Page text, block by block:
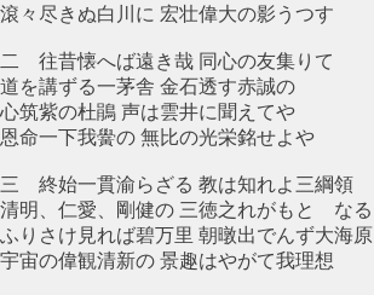
滾々尽きぬ白川に 宏壮偉大の影うつす
二 往昔懐へば遠き哉 同心の友集りて
道を講ずる一茅舎 金石透す赤誠の
心筑紫の杜鵑 声は雲井に聞えてや
恩命一下我黌の 無比の光栄銘せよや
三 終始一貫渝らざる 教は知れよ三綱領
清明、仁愛、剛健の 三徳之れがもとゝなる
ふりさけ見れば碧万里 朝暾出でんず大海原
宇宙の偉観清新の 景趣はやがて我理想